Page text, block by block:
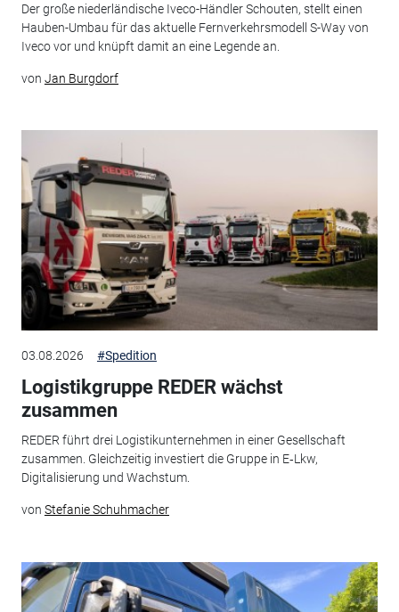
Der große niederländische Iveco-Händler Schouten, stellt einen
Hauben-Umbau für das aktuelle Fernverkehrsmodell S-Way von
Iveco vor und knüpft damit an eine Legende an.
von Jan Burgdorf
03.08.2026 #Spedition
Logistikgruppe REDER wächst
zusammen
REDER führt drei Logistikunternehmen in einer Gesellschaft
zusammen. Gleichzeitig investiert die Gruppe in E‑Lkw,
Digitalisierung und Wachstum.
von Stefanie Schuhmacher